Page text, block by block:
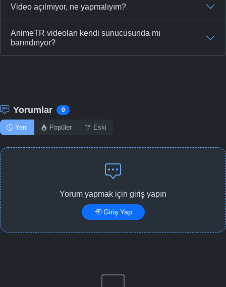
Video açılmıyor, ne yapmalıyım?
AnimeTR videoları kendi sunucusunda mı
barındırıyor?
Yorumlar 0
Yeni Popüler Eski
Yorum yapmak için giriş yapın
Giriş Yap